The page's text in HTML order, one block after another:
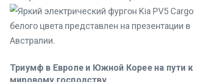
Триумф в Европе и Южной Корее на пути к
мировому господству